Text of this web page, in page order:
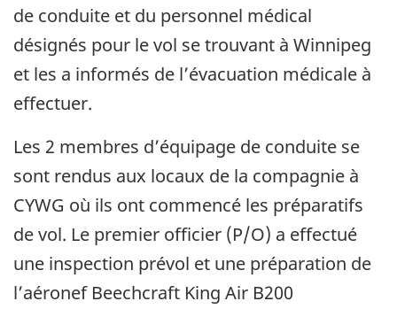
de conduite et du personnel médical
désignés pour le vol se trouvant à Winnipeg
et les a informés de l’évacuation médicale à
effectuer.
Les 2 membres d’équipage de conduite se
sont rendus aux locaux de la compagnie à
CYWG où ils ont commencé les préparatifs
de vol. Le premier officier (P/O) a effectué
une inspection prévol et une préparation de
l’aéronef Beechcraft King Air B200